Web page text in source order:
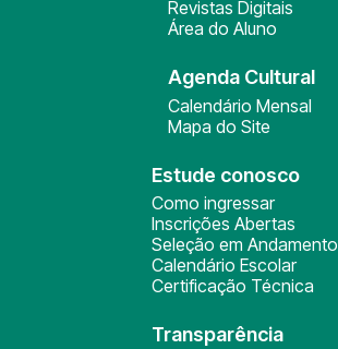
Revistas Digitais
Área do Aluno
Agenda Cultural
Calendário Mensal
Mapa do Site
Estude conosco
Como ingressar
Inscrições Abertas
Seleção em Andamento
Calendário Escolar
Certificação Técnica
Transparência